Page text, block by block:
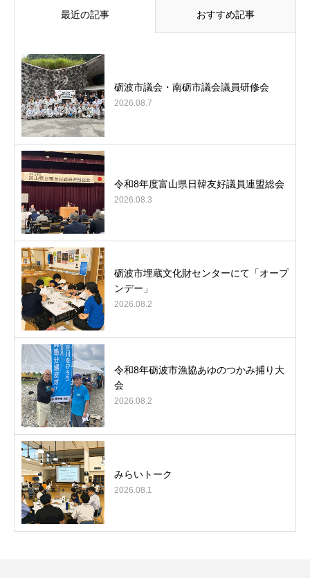
最近の記事 おすすめ記事
砺波市議会・南砺市議会議員研修会
2026.08.7
令和8年度富山県日韓友好議員連盟総会
2026.08.3
砺波市埋蔵文化財センターにて「オープ
ンデー」
2026.08.2
令和8年砺波市漁協あゆのつかみ捕り大
会
2026.08.2
みらいトーク
2026.08.1